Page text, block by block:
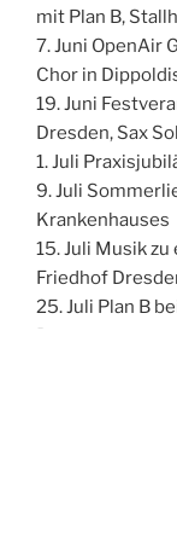
mit Plan B,
7. Juni OpenAir
Chor in
19. Juni
Dresden, Sax
1. Juli
9. Juli
Krankenhauses
15. Juli Musik
Friedhof
25. Juli Plan B